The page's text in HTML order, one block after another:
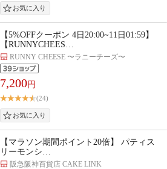
【5%OFFクーポン 4日20:00~11日01:59】
【RUNNYCHEES…
RUNNY CHEESE 〜ラニーチーズ〜
7,200円
(24)
【マラソン期間ポイント20倍】 パティス
リーモンシ…
阪急阪神百貨店 CAKE LINK